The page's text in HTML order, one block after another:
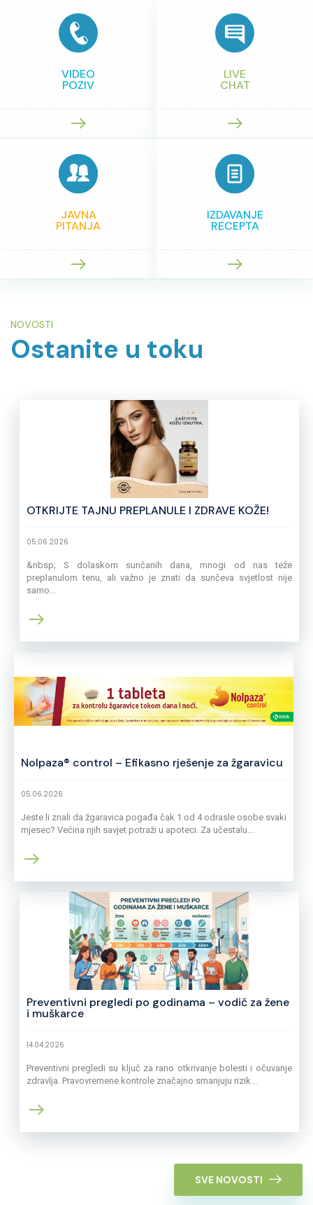
VIDEO
POZIV
LIVE
CHAT
JAVNA
PITANJA
IZDAVANJE
RECEPTA
NOVOSTI
Ostanite u toku
OTKRIJTE TAJNU PREPLANULE I ZDRAVE KOŽE!
05.06.2026
&nbsp; S dolaskom sunčanih dana, mnogi od nas teže
preplanulom tenu, ali važno je znati da sunčeva svjetlost nije
samo...
Nolpaza® control – Efikasno rješenje za žgaravicu
05.06.2026
Jeste li znali da žgaravica pogađa čak 1 od 4 odrasle osobe svaki
mjesec? Većina njih savjet potraži u apoteci. Za učestalu...
Preventivni pregledi po godinama – vodič za žene
i muškarce
14.04.2026
Preventivni pregledi su ključ za rano otkrivanje bolesti i očuvanje
zdravlja. Pravovremene kontrole značajno smanjuju rizik...
SVE NOVOSTI